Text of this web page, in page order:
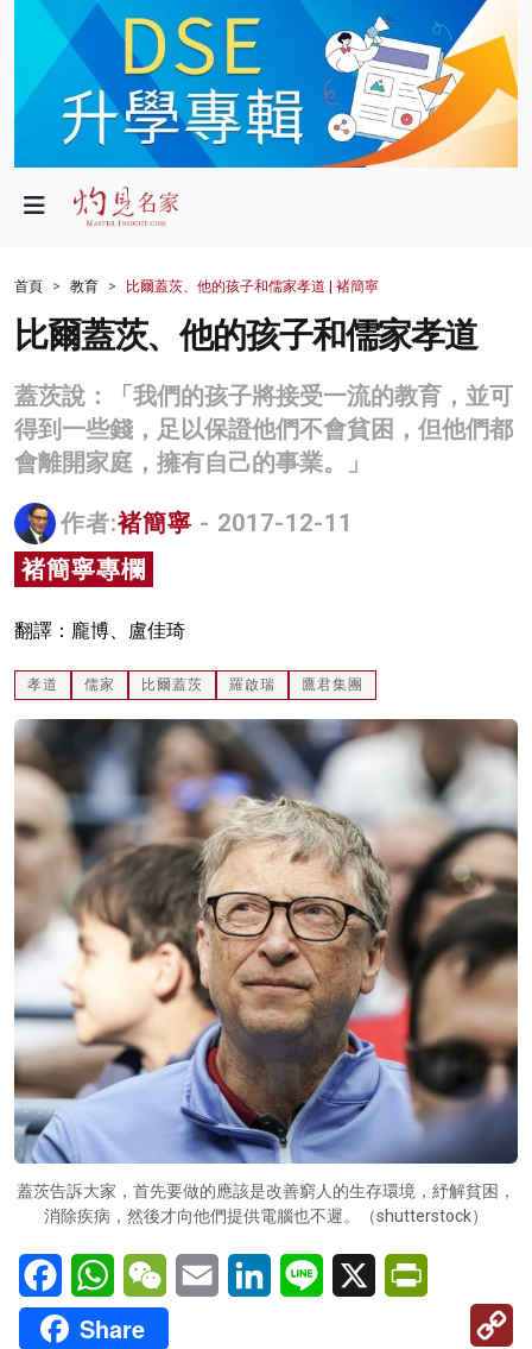
政局
財經
生活
商業
科技
影片
名家榜
灼見活動
首頁 教育 比爾蓋茨、他的孩子和儒家孝道 | 褚簡寧
比爾蓋茨、他的孩子和儒家孝道
蓋茨說：「我們的孩子將接受一流的教育，並可
得到一些錢，足以保證他們不會貧困，但他們都
會離開家庭，擁有自己的事業。」
作者:褚簡寧 - 2017-12-11
褚簡寧專欄
翻譯：龐博、盧佳琦
孝道 儒家 比爾蓋茨 羅啟瑞 鷹君集團
蓋茨告訴大家，首先要做的應該是改善窮人的生存環境，紓解貧困，
消除疾病，然後才向他們提供電腦也不遲。（shutterstock）
FacebookWhatsAppWeChatEmail LinkedInLine X
Share